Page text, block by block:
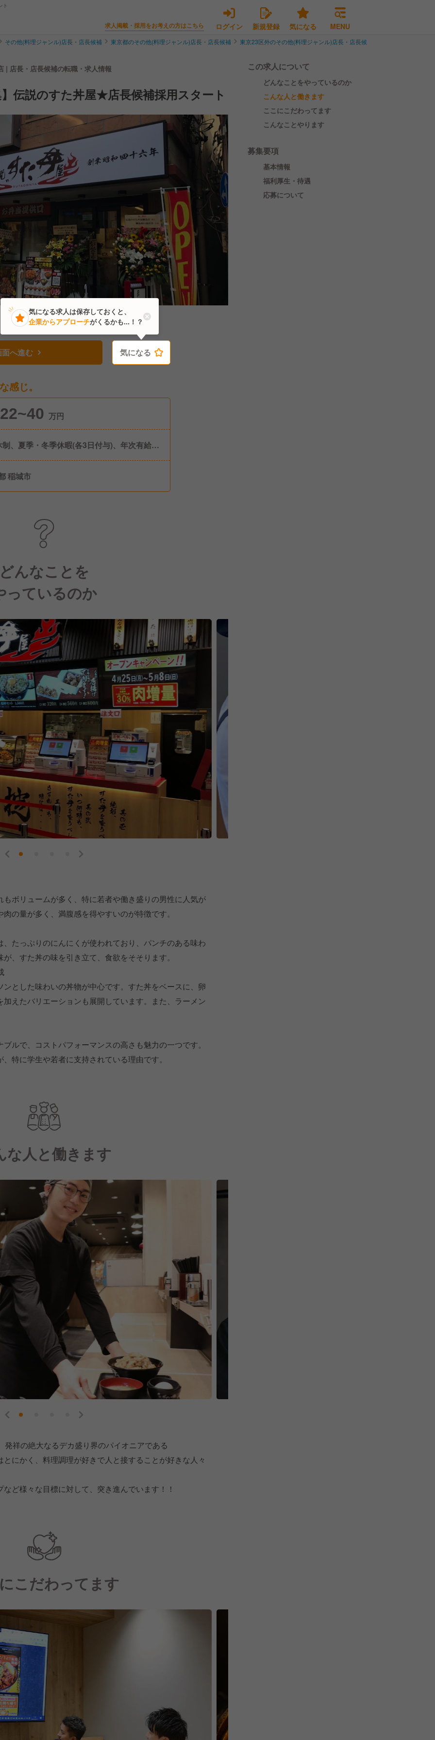
ト
求人掲載・採用をお考えの方はこちら ログイン 新規登録 気になる MENU
その他(料理ジャンル)店長・店長候補 東京都のその他(料理ジャンル)店長・店長候補 東京23区外のその他(料理ジャンル)店長・店長候補
| 店長・店長候補の転職・求人情報
伝説のすた丼屋★店長候補採用スタート
へ進む 気になる
感じ。
22~40 万円
制、夏季・冬季休暇(各3日付与)、年次有給休
稲城市
んなことを
っているのか
ボリュームが多く、特に若者や働き盛りの男性に人気が
の量が多く、満腹感を得やすいのが特徴です。
たっぷりのにんにくが使われており、パンチのある味わ
、すた丼の味を引き立て、食欲をそそります。
とした味わいの丼物が中心です。すた丼をベースに、卵
えたバリエーションも展開しています。また、ラーメン
ルで、コストパフォーマンスの高さも魅力の一つです。
特に学生や若者に支持されている理由です。
な人と働きます
祥の絶大なるデカ盛り界のパイオニアである
にかく、料理調理が好きで人と接することが好きな人々
ど様々な目標に対して、突き進んでいます！！
こだわってます
この求人について
どんなことをやっているのか
こんな人と働きます
ここにこだわってます
こんなことやります
募集要項
基本情報
福利厚生・待遇
応募について
気になる
気になる求人は保存しておくと、
企業からアプローチがくるかも...！？